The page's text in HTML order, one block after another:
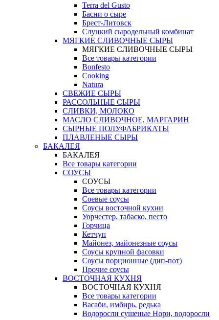
Terra del Gusto
Басни о сыре
Брест-Литовск
Слуцкий сыродельный комбинат
МЯГКИЕ СЛИВОЧНЫЕ СЫРЫ
МЯГКИЕ СЛИВОЧНЫЕ СЫРЫ
Все товары категории
Bonfesto
Cooking
Natura
СВЕЖИЕ СЫРЫ
РАССОЛЬНЫЕ СЫРЫ
СЛИВКИ, МОЛОКО
МАСЛО СЛИВОЧНОЕ, МАРГАРИН
СЫРНЫЕ ПОЛУФАБРИКАТЫ
ПЛАВЛЕНЫЕ СЫРЫ
БАКАЛЕЯ
БАКАЛЕЯ
Все товары категории
СОУСЫ
СОУСЫ
Все товары категории
Соевые соусы
Соусы восточной кухни
Уорчестер, табаско, песто
Горчица
Кетчуп
Майонез, майонезные соусы
Соусы крупной фасовки
Соусы порционные (дип-пот)
Прочие соусы
ВОСТОЧНАЯ КУХНЯ
ВОСТОЧНАЯ КУХНЯ
Все товары категории
Васаби, имбирь, редька
Водоросли сушеные Нори, водоросли